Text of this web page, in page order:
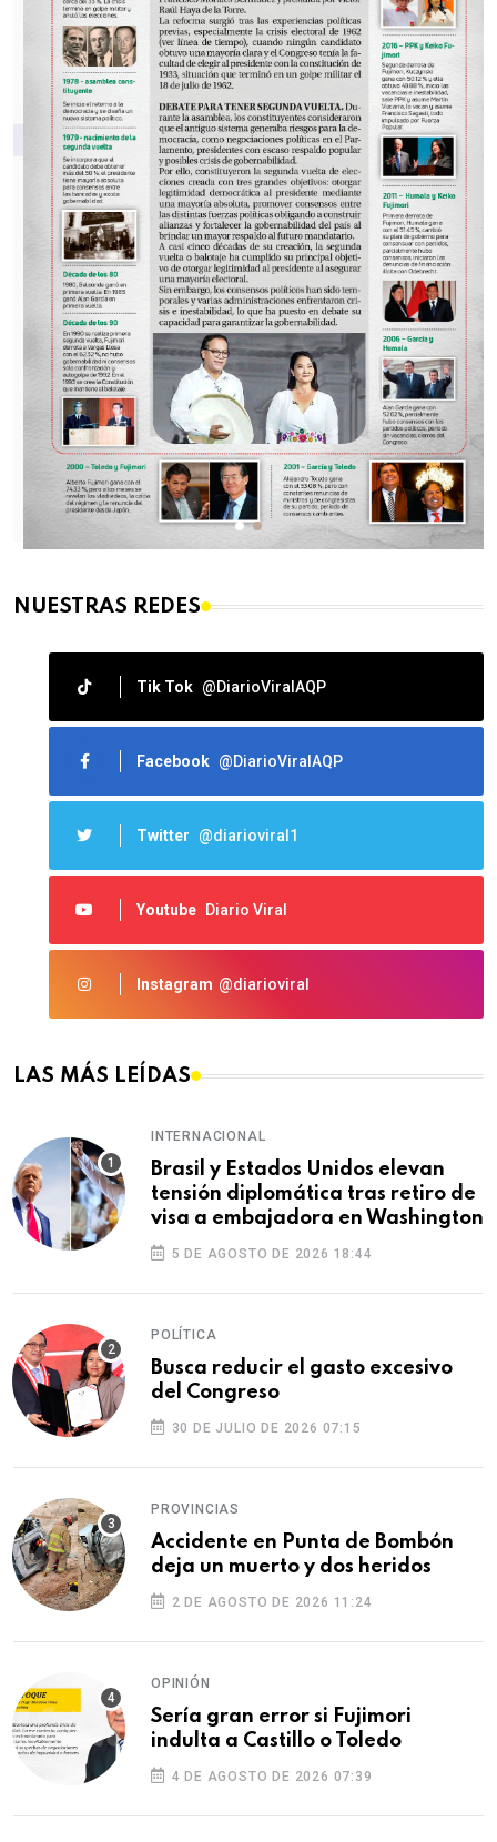
NUESTRAS REDES
Tik Tok @DiarioViralAQP
Facebook @DiarioViralAQP
Twitter @diarioviral1
Youtube Diario Viral
Instagram @diarioviral
LAS MÁS LEÍDAS
INTERNACIONAL
Brasil y Estados Unidos elevan
tensión diplomática tras retiro de
visa a embajadora en Washington
5 DE AGOSTO DE 2026 18:44
POLÍTICA
Busca reducir el gasto excesivo
del Congreso
30 DE JULIO DE 2026 07:15
PROVINCIAS
Accidente en Punta de Bombón
deja un muerto y dos heridos
2 DE AGOSTO DE 2026 11:24
OPINIÓN
Sería gran error si Fujimori
indulta a Castillo o Toledo
4 DE AGOSTO DE 2026 07:39